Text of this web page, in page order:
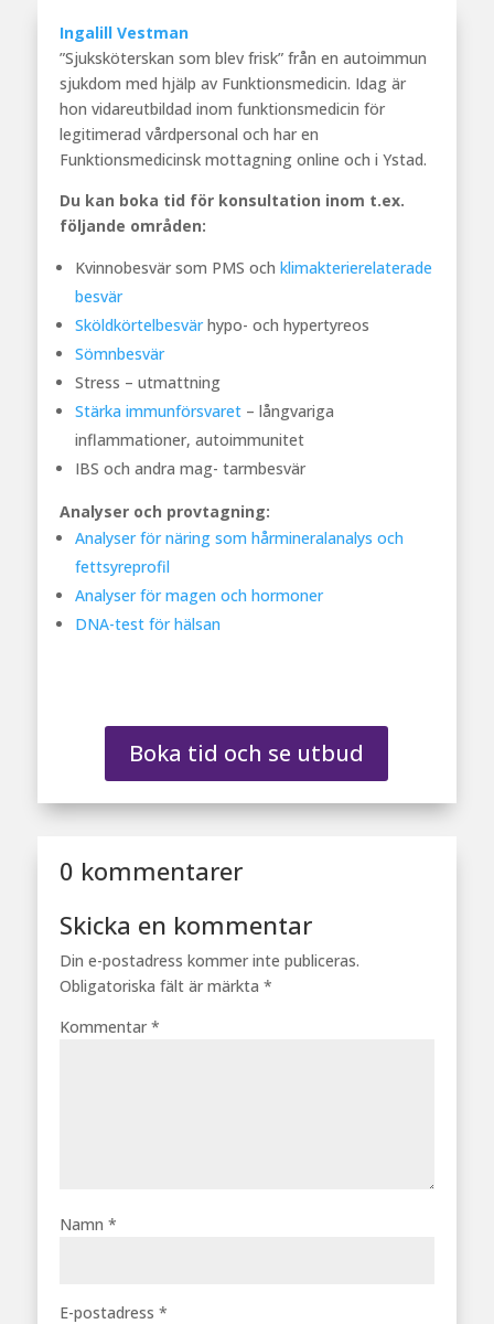
Ingalill Vestman
”Sjuksköterskan som blev frisk” från en autoimmun
sjukdom med hjälp av Funktionsmedicin. Idag är
hon vidareutbildad inom funktionsmedicin för
legitimerad vårdpersonal och har en
Funktionsmedicinsk mottagning online och i Ystad.
Du kan boka tid för konsultation inom t.ex.
följande områden:
Kvinnobesvär som PMS och klimakterierelaterade
besvär
Sköldkörtelbesvärhypo- och hypertyreos
Sömnbesvär
Stress – utmattning
Stärka immunförsvaret– långvariga
inflammationer, autoimmunitet
IBS och andra mag- tarmbesvär
Analyser och provtagning:
Analyser för näring som hårmineralanalys och
fettsyreprofil
Analyser för magen och hormoner
DNA-test för hälsan
Boka tid och se utbud
0 kommentarer
Skicka en kommentar
Din e-postadress kommer inte publiceras.
Obligatoriska fält är märkta *
Kommentar *
Namn *
E-postadress *